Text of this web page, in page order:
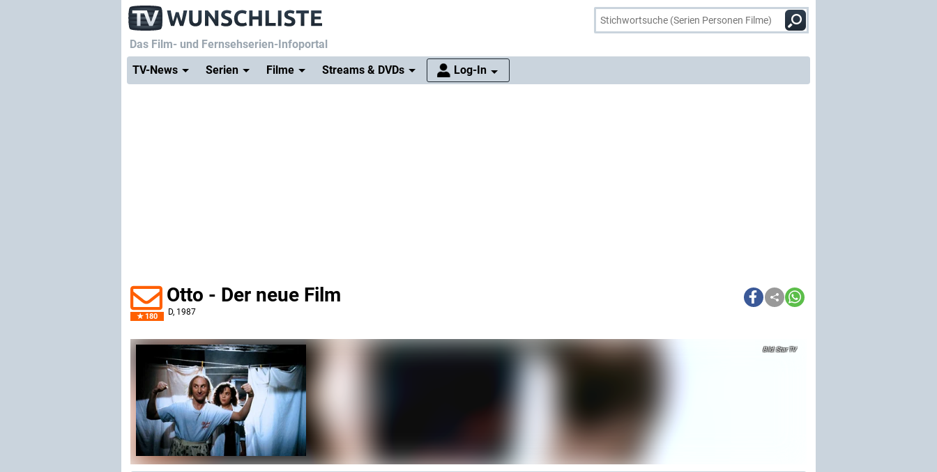
Das Film- und Fernsehserien-Infoportal
TV-News
Serien Filme Streams & DVDs Log-In
180
Otto - Der neue Film
D, 1987
Star TV